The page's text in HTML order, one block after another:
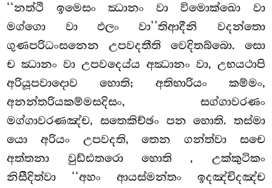
‘‘නත්ථි ඉමෙසං ඣානං වා විමොක්ඛො වා
මග්ගො වා ඵලං වා’’තිආදීනි වදන්තො
ගුණපරිධංසනෙන උපවදතීති වෙදිතබ්බො. සො
ච ඣානං වා උපවදෙය්ය අඣානං වා, උභයථාපි
අරියූපවාදොව හොති; අතිභාරියං කම්මං,
අනන්තරියකම්මසදිසං, සග්ගාවරණං
මග්ගාවරණඤ්ච, සතෙකිච්ඡං පන හොති. තස්මා
යො අරියං උපවදති, තෙන ගන්ත්වා සචෙ
අත්තනා වුඩ්ඪතරො හොති, උක්කුටිකං
නිසීදිත්වා ‘‘අහං ආයස්මන්තං ඉදඤ්චිදඤ්ච